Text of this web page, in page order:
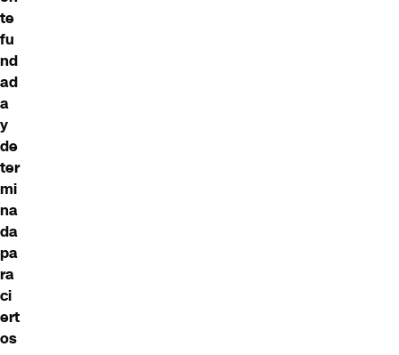
te
fu
nd
ad
a
y
de
ter
mi
na
da
pa
ra
ci
ert
os